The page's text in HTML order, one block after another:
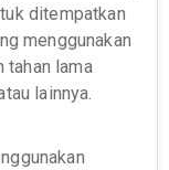
ditempatkan
menggunakan
tahan lama
lainnya.